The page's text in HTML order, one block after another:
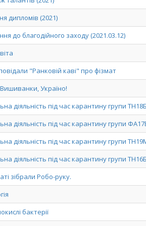
дипломів (2021)
до благодійного заходу (2021.03.12)
"Ранковій каві" про фізмат
Україно!
діяльність під час карантину групи ТН18Б
діяльність під час карантину групи
діяльність під час карантину групи
діяльність під час карантину групи ТН16Б
зібрали Робо-руку.
бактерії